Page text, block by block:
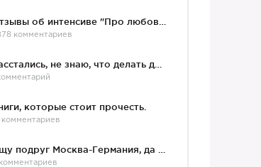
комментариев
комментарий
которые стоит прочесть.
комментариев